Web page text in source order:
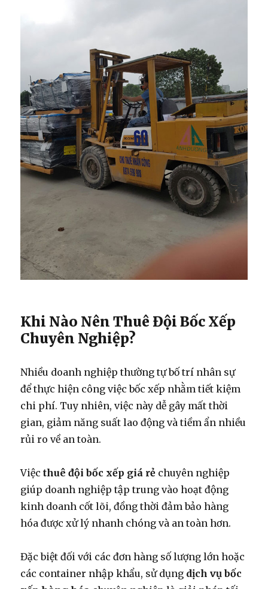
Khi Nào Nên Thuê Đội Bốc Xếp
Chuyên Nghiệp?
Nhiều doanh nghiệp thường tự bố trí nhân sự
để thực hiện công việc bốc xếp nhằm tiết kiệm
chi phí. Tuy nhiên, việc này dễ gây mất thời
gian, giảm năng suất lao động và tiềm ẩn nhiều
rủi ro về an toàn.
Việcthuê đội bốc xếp giá rẻ chuyên nghiệp
giúp doanh nghiệp tập trung vào hoạt động
kinh doanh cốt lõi, đồng thời đảm bảo hàng
hóa được xử lý nhanh chóng và an toàn hơn.
Đặc biệt đối với các đơn hàng số lượng lớn hoặc
các container nhập khẩu, sử dụng dịch vụ bốc